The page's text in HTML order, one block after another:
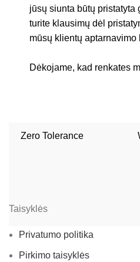
jūsų siunta būtų pristatyta
turite klausimų dėl
mūsų klientų aptarnavimo
Dėkojame, kad renkates
Zero Tolerance
Taisyklės
Privatumo politika
Pirkimo taisyklės